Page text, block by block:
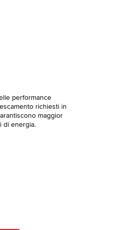
performance
richiesti in
maggior
di energia.